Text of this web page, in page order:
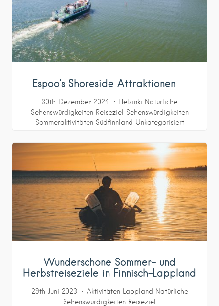
Espoo’s Shoreside Attraktionen
30th Dezember 2024 Helsinki Natürliche
Sehenswürdigkeiten Reiseziel
Sehenswürdigkeiten
Sommeraktivitäten Südfinnland Unkategorisiert
Wunderschöne Sommer- und
Herbstreiseziele in Finnisch-Lappland
29th Juni 2023 Aktivitäten Lappland Natürliche
Sehenswürdigkeiten Reiseziel